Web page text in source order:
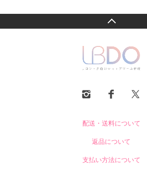
配送・送料について
返品について
支払い方法について